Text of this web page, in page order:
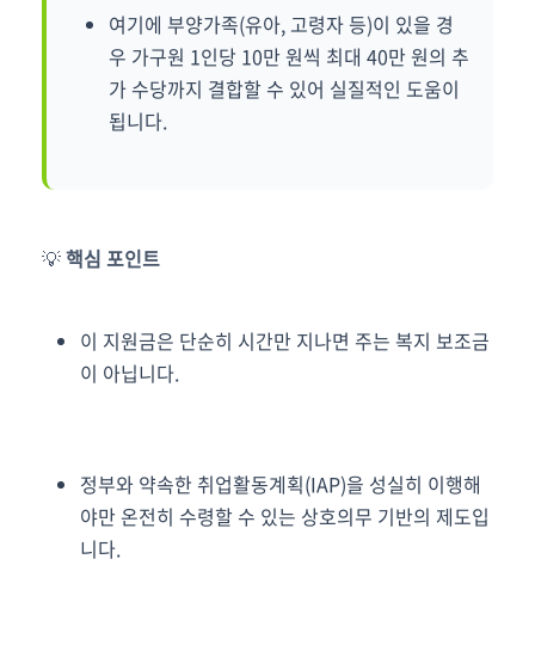
여기에 부양가족(유아, 고령자 등)이 있을 경
우 가구원 1인당 10만 원씩 최대 40만 원의 추
가 수당까지 결합할 수 있어 실질적인 도움이
됩니다.
💡핵심 포인트
이 지원금은 단순히 시간만 지나면 주는 복지 보조금
이 아닙니다.
정부와 약속한 취업활동계획(IAP)을 성실히 이행해
야만 온전히 수령할 수 있는 상호의무 기반의 제도입
니다.